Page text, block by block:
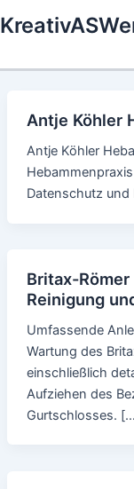
to
Antje Köhler
Antje Köhler
Datenschutz
Britax-Römer
Reinigung
Umfassende
Wartung des
einschließlich
Aufziehen des
Gurtschlosses.